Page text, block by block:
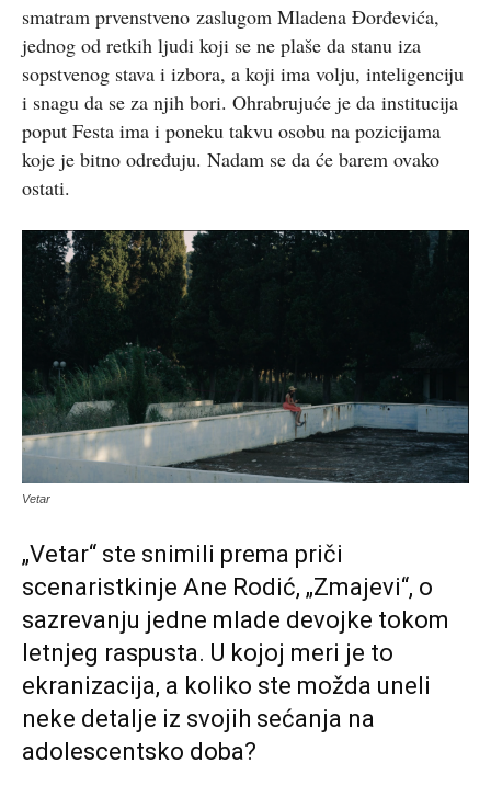
smatram prvenstveno zaslugom Mladena Đorđevića,
jednog od retkih ljudi koji se ne plaše da stanu iza
sopstvenog stava i izbora, a koji ima volju, inteligenciju
i snagu da se za njih bori. Ohrabrujuće je da institucija
poput Festa ima i poneku takvu osobu na pozicijama
koje je bitno određuju. Nadam se da će barem ovako
ostati.
Vetar
„Vetar“ ste snimili prema priči
scenaristkinje Ane Rodić, „Zmajevi“, o
sazrevanju jedne mlade devojke tokom
letnjeg raspusta. U kojoj meri je to
ekranizacija, a koliko ste možda uneli
neke detalje iz svojih sećanja na
adolescentsko doba?